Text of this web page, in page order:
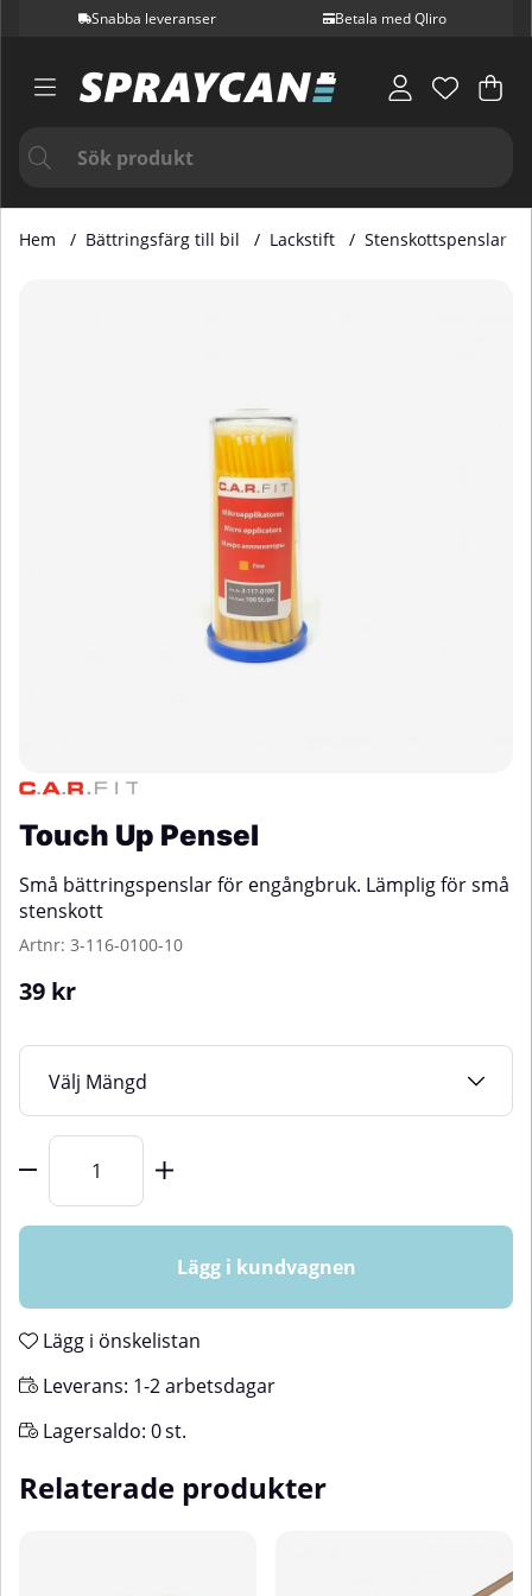
Snabba leveranser Betala med Qliro
.
Hem Bättringsfärg till bil Lackstift Stenskottspenslar
Touch Up Pensel
Små bättringspenslar för engångbruk. Lämplig för små
stenskott
Artnr: 3-116-0100-10
39 kr
Mängd
Lägg i kundvagnen
Lägg i önskelistan
Leverans: 1-2 arbetsdagar
Lagersaldo: 0st.
Relaterade produkter